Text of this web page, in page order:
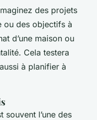
des projets
ou des objectifs à
d’une maison ou
Cela testera
à planifier à
souvent l’une des